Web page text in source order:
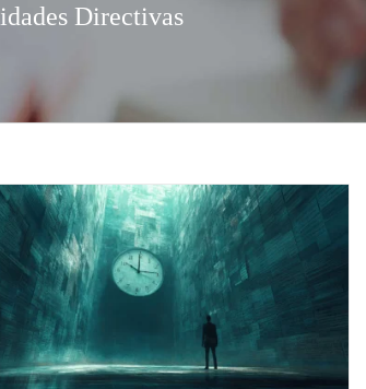
Directivas
El lenguaje corporal, la
herramienta silenciosa de
comunicación